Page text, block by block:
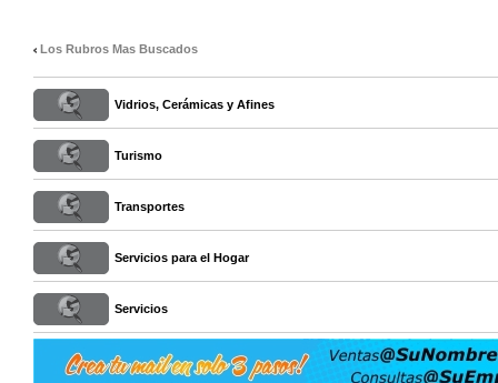
Los Rubros Mas Buscados
Vidrios, Cerámicas y Afines
Turismo
Transportes
Servicios para el Hogar
Servicios